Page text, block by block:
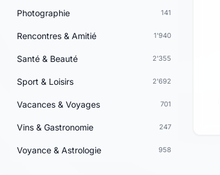
Photographie 141
Rencontres & Amitié 1'940
Santé & Beauté 2'355
Sport & Loisirs 2'692
Vacances & Voyages 701
Vins & Gastronomie 247
Voyance & Astrologie 958